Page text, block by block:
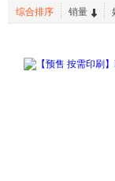
综合排序 销量